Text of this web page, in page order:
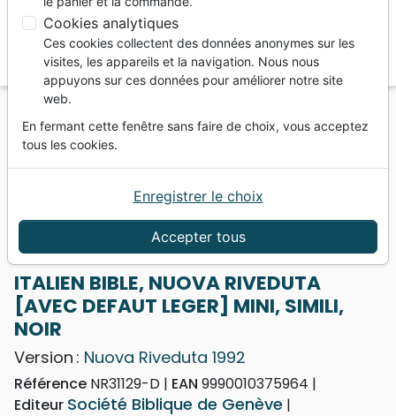
Vous ne pouvez pas créer de nouvelle commande
depuis votre pays (United States).
ITALIEN BIBLE, NUOVA RIVEDUTA [AVEC DEFAUT
LEGER] MINI, SIMILI, NOIR
ITALIEN BIBLE, NUOVA RIVEDUTA
[AVEC DEFAUT LEGER] MINI, SIMILI,
NOIR
Version : Nuova Riveduta 1992
Référence NR31129-D EAN 9990010375964
Editeur Société Biblique de Genève
Cookies analytiques
Ces cookies collectent des données anonymes sur les
visites, les appareils et la navigation. Nous nous
appuyons sur ces données pour améliorer notre site
web.
En fermant cette fenêtre sans faire de choix, vous acceptez
tous les cookies.
Accepter tous
Enregistrer le choix